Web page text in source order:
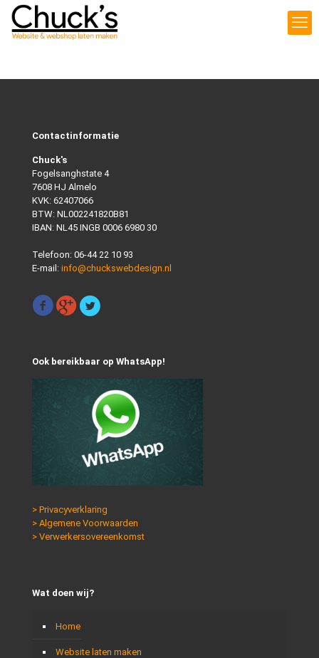
Contactinformatie
Chuck's
Fogelsanghstate 4
7608 HJ Almelo
KVK: 62407066
BTW: NL002241820B81
IBAN: NL45 INGB 0006 6980 30
Telefoon: 06-44 22 10 93
E-mail: info@chuckswebdesign.nl
Ook bereikbaar op WhatsApp!
> Privacyverklaring
> Algemene Voorwaarden
> Verwerkersovereenkomst
Wat doen wij?
Home
Website laten maken